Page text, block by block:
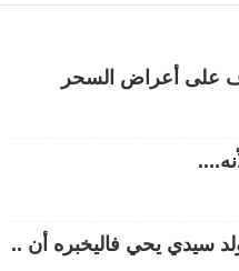
على أعراض السحر
سيدي يحي فاليخبره أن ..